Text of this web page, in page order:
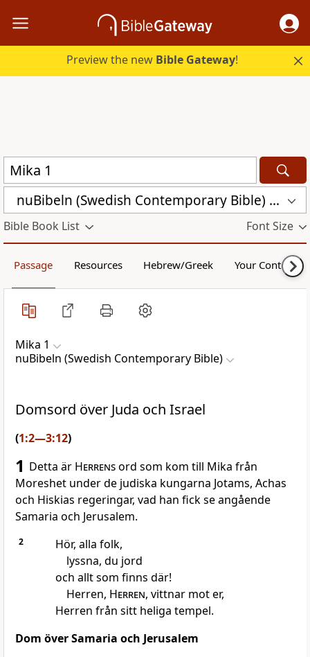
Preview the new Bible Gateway!
nuBibeln (Swedish Contemporary Bible) (NUB)
Bible Book List Font Size
Passage Resources Hebrew/Greek Your Content
Mika 1
nuBibeln (Swedish Contemporary Bible)
Domsord över Juda och Israel
(1:2—3:12)
1 Detta är Herrensord som kom till Mika från
Moreshet under de judiska kungarna Jotams, Achas
och Hiskias regeringar, vad han fick se angående
Samaria och Jerusalem.
2
Hör, alla folk,
lyssna, du jord
och allt som finns där!
Herren, Herren, vittnar mot er,
Herren från sitt heliga tempel.
Dom över Samaria och Jerusalem